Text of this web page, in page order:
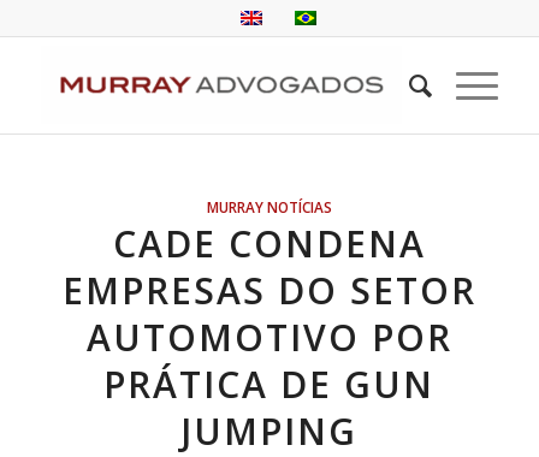
MURRAY NOTÍCIAS
CADE CONDENA
EMPRESAS DO SETOR
AUTOMOTIVO POR
PRÁTICA DE GUN
JUMPING